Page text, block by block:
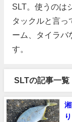
SLT。使うのは
タックルと言っ
ーム、タイラバ
す。
SLTの記事一覧
り